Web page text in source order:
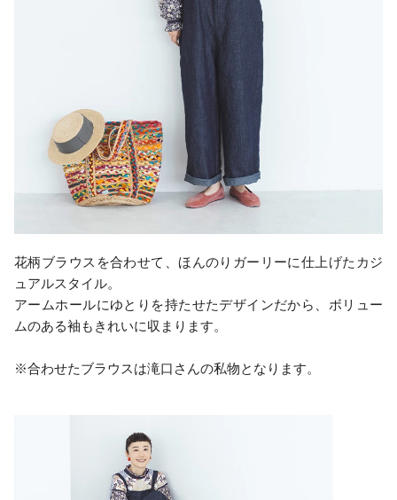
花柄ブラウスを合わせて、ほんのりガーリーに仕上げたカジ
ュアルスタイル。
アームホールにゆとりを持たせたデザインだから、ボリュー
ムのある袖もきれいに収まります。
※合わせたブラウスは滝口さんの私物となります。